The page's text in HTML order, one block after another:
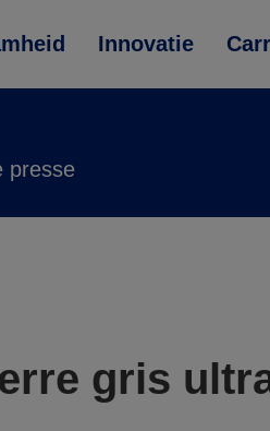
Innovatie
presse
gris